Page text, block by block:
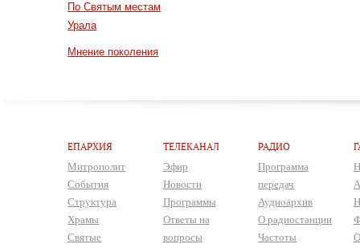
По Святым местам
Урала
Мнение поколения
ЕПАРХИЯ
Митрополит
События
Структура
Храмы
Святые
ТЕЛЕКАНАЛ
Эфир
Новости
Программы
Ответы на
вопросы
РАДИО
Программа
передач
Аудиоархив
О радиостанции
Частоты